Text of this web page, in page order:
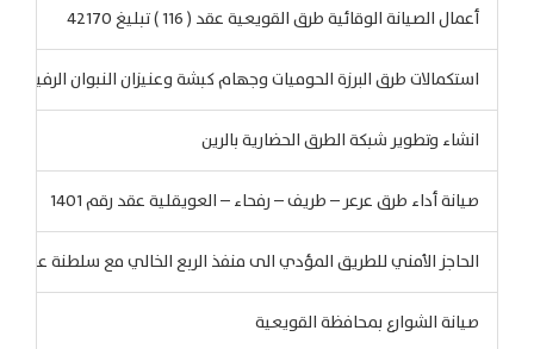
أعمال الصيانة الوقائية طرق القويعية عقد ( 116 ) تبليغ 42170
استكمالات طرق البرزة الحوميات وجهام كبشة وعنيزان النبوان الرفيعه
انشاء وتطوير شبكة الطرق الحضارية بالرين
صيانة أداء طرق عرعر – طريف – رفحاء – العويقلية عقد رقم 1401
الحاجز الأمني للطريق المؤدي الى منفذ الربع الخالي مع سلطنة عمان
صيانة الشوارع بمحافظة القويعية